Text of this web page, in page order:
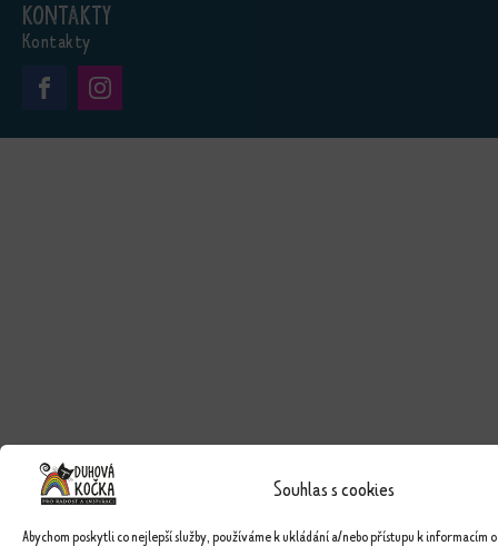
Souhlas s cookies
Abychom poskytli co nejlepší služby, používáme k ukládání a/nebo přístupu k informacím
Kontakty
Kontakty